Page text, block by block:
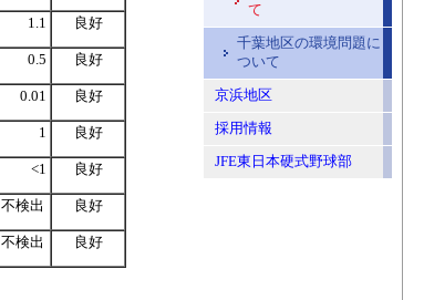
1.1 良好
0.5 良好
0.01 良好
1 良好
<1 良好
不検出 良好
不検出 良好
て
千葉地区の環境問題に
ついて
京浜地区
採用情報
JFE東日本硬式野球部